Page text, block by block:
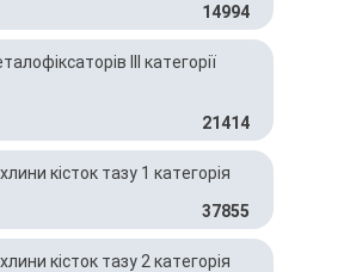
14994
IІІ категорії
21414
кісток тазу 1 категорія
37855
кісток тазу 2 категорія